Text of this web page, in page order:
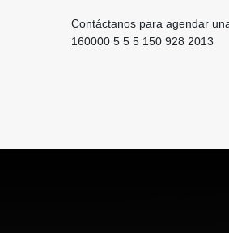
Contáctanos para agendar
160000 5 5 5 150 928 2013